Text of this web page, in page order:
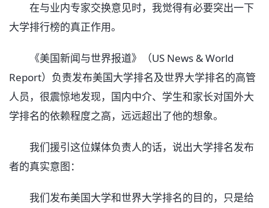
在与业内专家交换意见时，我觉得有必要突出一下
大学排行榜的真正作用。
《美国新闻与世界报道》（US News & World
Report）负责发布美国大学排名及世界大学排名的高管
人员，很震惊地发现，国内中介、学生和家长对国外大
学排名的依赖程度之高，远远超出了他的想象。
我们援引这位媒体负责人的话，说出大学排名发布
者的真实意图：
我们发布美国大学和世界大学排名的目的，只是给